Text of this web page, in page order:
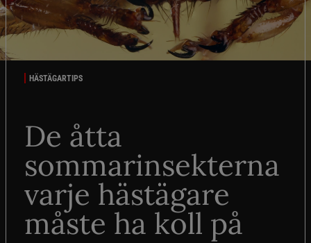
HÄSTÄGARTIPS
De åtta
sommarinsekterna
varje hästägare
måste ha koll på